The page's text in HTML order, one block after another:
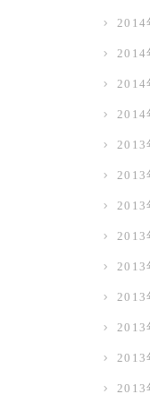
2014
2014
2014
2014
2013
2013
2013
2013
2013
2013
2013
2013
2013